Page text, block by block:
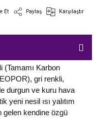
Et Paylaş Karşılaştır
(Tamamı Karbon
gri renkli,
durgun ve kuru hava
yeni nesil ısı yalıtım
gelen kendine özgü